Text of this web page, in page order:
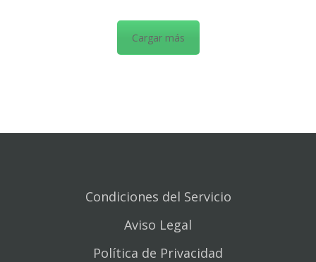
Cargar más
Condiciones del Servicio
Aviso Legal
Política de Privacidad